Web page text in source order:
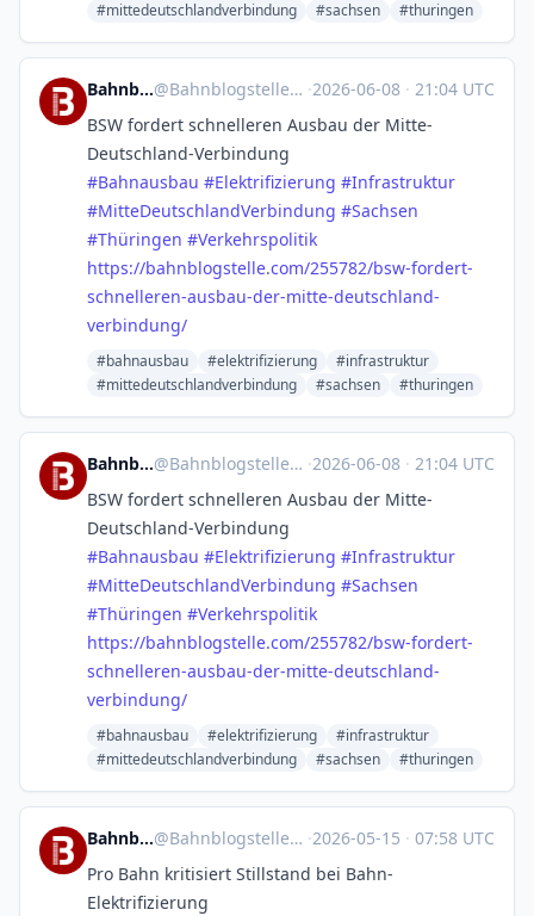
#mittedeutschlandverbindung
#sachsen #thuringen
Bahnblogstelle@Bahnblogstelle@mastodon.social ·2026-06-08 · 21:04 UTC
BSW fordert schnelleren Ausbau der Mitte-
Deutschland-Verbindung
#Bahnausbau #Elektrifizierung #Infrastruktur
#MitteDeutschlandVerbindung #Sachsen
#Thüringen #Verkehrspolitik
https://bahnblogstelle.com/255782/bsw-fordert-
schnelleren-ausbau-der-mitte-deutschland-
verbindung/
#bahnausbau #elektrifizierung
#infrastruktur
#mittedeutschlandverbindung
#sachsen #thuringen
Bahnblogstelle@Bahnblogstelle@mastodon.social ·2026-06-08 · 21:04 UTC
BSW fordert schnelleren Ausbau der Mitte-
Deutschland-Verbindung
#Bahnausbau #Elektrifizierung #Infrastruktur
#MitteDeutschlandVerbindung #Sachsen
#Thüringen #Verkehrspolitik
https://bahnblogstelle.com/255782/bsw-fordert-
schnelleren-ausbau-der-mitte-deutschland-
verbindung/
#bahnausbau #elektrifizierung
#infrastruktur
#mittedeutschlandverbindung
#sachsen #thuringen
Bahnblogstelle@Bahnblogstelle@mastodon.social ·2026-05-15 · 07:58 UTC
Pro Bahn kritisiert Stillstand bei Bahn-
Elektrifizierung